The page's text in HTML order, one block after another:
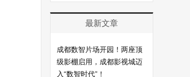
最新文章
成都数智片场开园！两座顶
级影棚启用，成都影视城迈
入“数智时代”！